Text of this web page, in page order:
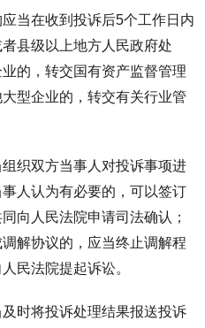
当在收到投诉后5个工作日内
县级以上地方人民政府处
的，转交国有资产监督管理
型企业的，转交有关行业管
织双方当事人对投诉事项进
人认为有必要的，可以签订
向人民法院申请司法确认；
解协议的，应当终止调解程
民法院提起诉讼。
时将投诉处理结果报送投诉